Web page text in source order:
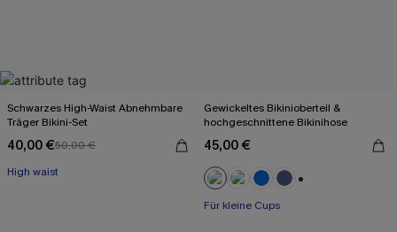
Schwarzes High-Waist Abnehmbare
Träger Bikini-Set
40,00 €50,00 €
High waist
Gewickeltes Bikinioberteil &
hochgeschnittene Bikinihose
45,00 €
Für kleine Cups